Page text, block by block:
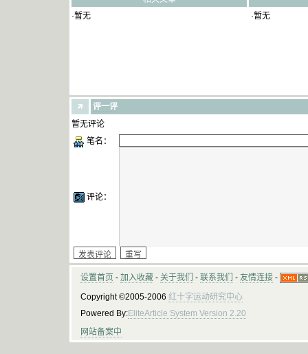
·暂无
·暂无
评一评
暂无评论
笔名：
评论：
设置首页 - 加入收藏 - 关于我们 - 联系我们 - 友情连接 -
Copyright ©2005-2006 红十字运动研究中心
Powered By:EliteArticle System Version 2.20
网站备案中